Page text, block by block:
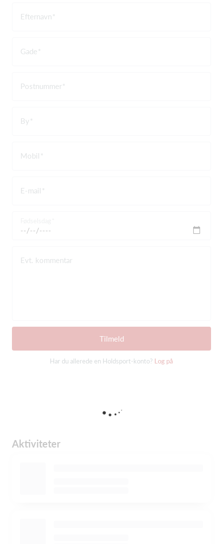
Efternavn
Gade
Postnummer
By
Mobil
E-mail
Evt. kommentar
Tilmeld
Har du allerede en Holdsport-konto? Log på
Aktiviteter